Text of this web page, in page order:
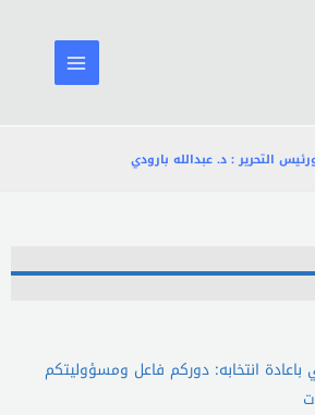
التحرير : د. عبدالله بارودي
انتخابه: دوركم فاعل ومسؤوليتكم